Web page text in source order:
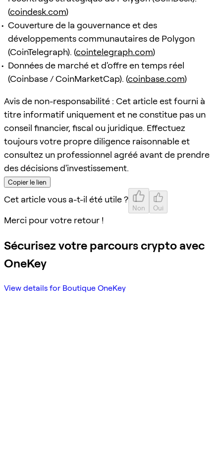
(coindesk.com)
Couverture de la gouvernance et des
développements communautaires de Polygon
(CoinTelegraph). (cointelegraph.com)
Données de marché et d'offre en temps réel
(Coinbase / CoinMarketCap). (coinbase.com)
Avis de non-responsabilité : Cet article est fourni à
titre informatif uniquement et ne constitue pas un
conseil financier, fiscal ou juridique. Effectuez
toujours votre propre diligence raisonnable et
consultez un professionnel agréé avant de prendre
des décisions d'investissement.
Copier le lien
Cet article vous a-t-il été utile ?
Non Oui
Merci pour votre retour !
Sécurisez votre parcours crypto avec
OneKey
View details for Boutique OneKey